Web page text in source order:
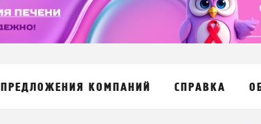
ПРЕДЛОЖЕНИЯ КОМПАНИЙ СПРАВКА